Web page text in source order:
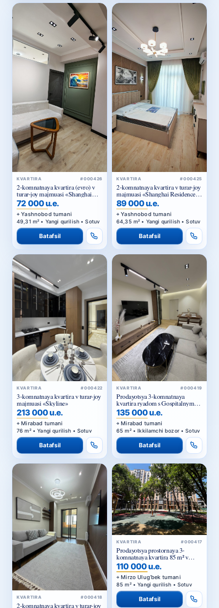
KVARTIRA #000426
2-komnatnaya kvartira (evro) v
turar-joy majmuasi «Shanghai
Residence (China House)»
72 000 u.e.
Yashnobod tumani
49,31 m² • Yangi qurilish • Sotuv
Batafsil
KVARTIRA #000425
2-komnatnaya kvartira v turar-joy
majmuasi «Shanghai Residence
(China House)»
89 000 u.e.
Yashnobod tumani
64,35 m² • Yangi qurilish • Sotuv
Batafsil
KVARTIRA #000422
3-komnatnaya kvartira v turar-joy
majmuasi «Skyline»
213 000 u.e.
Mirabad tumani
76 m² • Yangi qurilish • Sotuv
Batafsil
KVARTIRA #000419
Prodayotsya 3-komnatnaya
kvartira ryadom s Gospitalnym
rynkom
135 000 u.e.
Mirabad tumani
65 m² • Ikkilamchi bozor • Sotuv
Batafsil
KVARTIRA #000418
2-komnatnaya kvartira v turar-joy
KVARTIRA #000417
Prodayotsya prostornaya 3-
komnatnaya kvartira 85 m² v
turar-joy majmuasi Golden House
— Mirzo-Ulugbekskiy rayon
110 000 u.e.
Mirzo Ulug‘bek tumani
85 m² • Yangi qurilish • Sotuv
Batafsil